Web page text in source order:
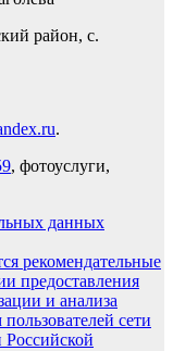
район, с.
.
, фотоуслуги,
данных
рекомендательные
предоставления
и анализа
сети
Российской